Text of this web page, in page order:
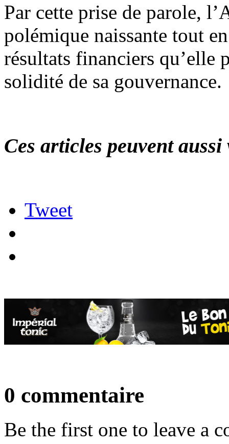
Par cette prise de parole,
polémique naissante tout
résultats financiers qu’elle
solidité de sa gouvernance.
Ces articles peuvent
Tweet
0 commentaire
Be the first one to leave a